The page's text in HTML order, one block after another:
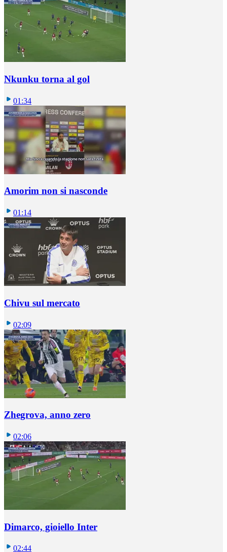
Nkunku torna al gol
01:34
Amorim non si nasconde
01:14
Chivu sul mercato
02:09
Zhegrova, anno zero
02:06
Dimarco, gioiello Inter
02:44